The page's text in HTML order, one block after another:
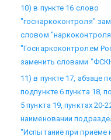
10) в пункте 16 слово
"госнаркоконтроля"
словом
"Госнаркоконтролем
заменить словами
11) в пункте 17, абзаце
подпункте 6 пункта 18,
5 пункта 19, пунктах 20-
наименовании
"Испытание при приеме